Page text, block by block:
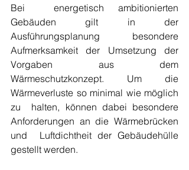
Bei  energetisch ambitionierten
Gebäuden gilt in der
Ausführungsplanung  besondere
Aufmerksamkeit der Umsetzung der
Vorgaben aus dem
Wärmeschutzkonzept. Um die
Wärmeverluste so minimal wie möglich
zu  halten, können dabei besondere
Anforderungen an die Wärmebrücken
und  Luftdichtheit der Gebäudehülle
gestellt werden.